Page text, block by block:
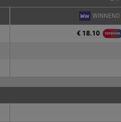
WINNEND
€ 18.10